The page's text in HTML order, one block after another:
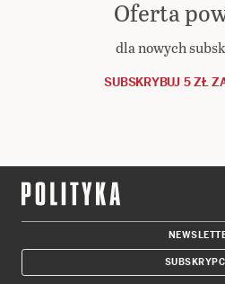
Oferta
dla nowych
SUBSKRYBUJ 5 ZŁ